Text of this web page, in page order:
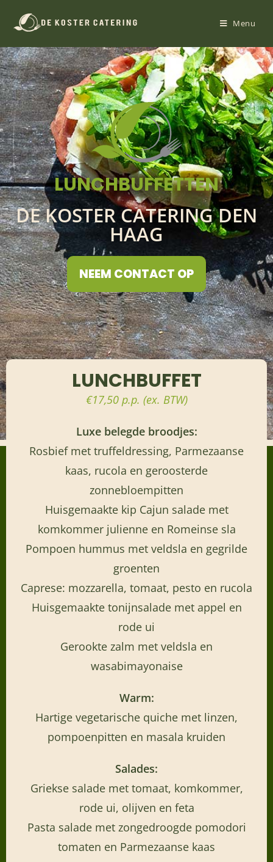
Menu
LUNCHBUFFETTEN
DE KOSTER CATERING DEN
HAAG
NEEM CONTACT OP
LUNCHBUFFET
€17,50 p.p. (ex. BTW)
Luxe belegde broodjes:
Rosbief met truffeldressing, Parmezaanse
kaas, rucola en geroosterde
zonnebloempitten
Huisgemaakte kip Cajun salade met
komkommer julienne en Romeinse sla
Pompoen hummus met veldsla en gegrilde
groenten
Caprese: mozzarella, tomaat, pesto en rucola
Huisgemaakte tonijnsalade met appel en
rode ui
Gerookte zalm met veldsla en
wasabimayonaise
Warm:
Hartige vegetarische quiche met linzen,
pompoenpitten en masala kruiden
Salades:
Griekse salade met tomaat, komkommer,
rode ui, olijven en feta
Pasta salade met zongedroogde pomodori
tomaten en Parmezaanse kaas